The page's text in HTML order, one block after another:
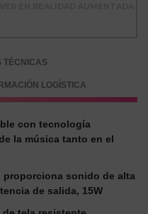
TÉCNICAS
LOGÍSTICA
con tecnología
la música tanto en el
sonido de alta
de salida, 15W